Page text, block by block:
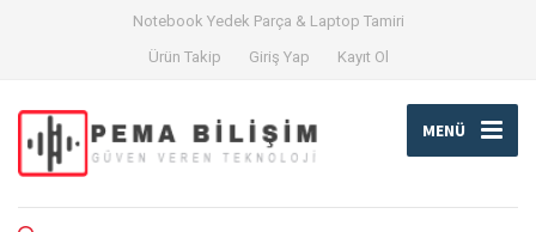
Notebook Yedek Parça & Laptop Tamiri
Ürün Takip
Giriş Yap Kayıt Ol
MENÜ